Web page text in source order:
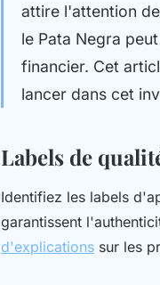
attire l'attention
le Pata Negra
financier. Cet
lancer dans cet
Labels de
Identifiez les labels
garantissent
d'explications sur les